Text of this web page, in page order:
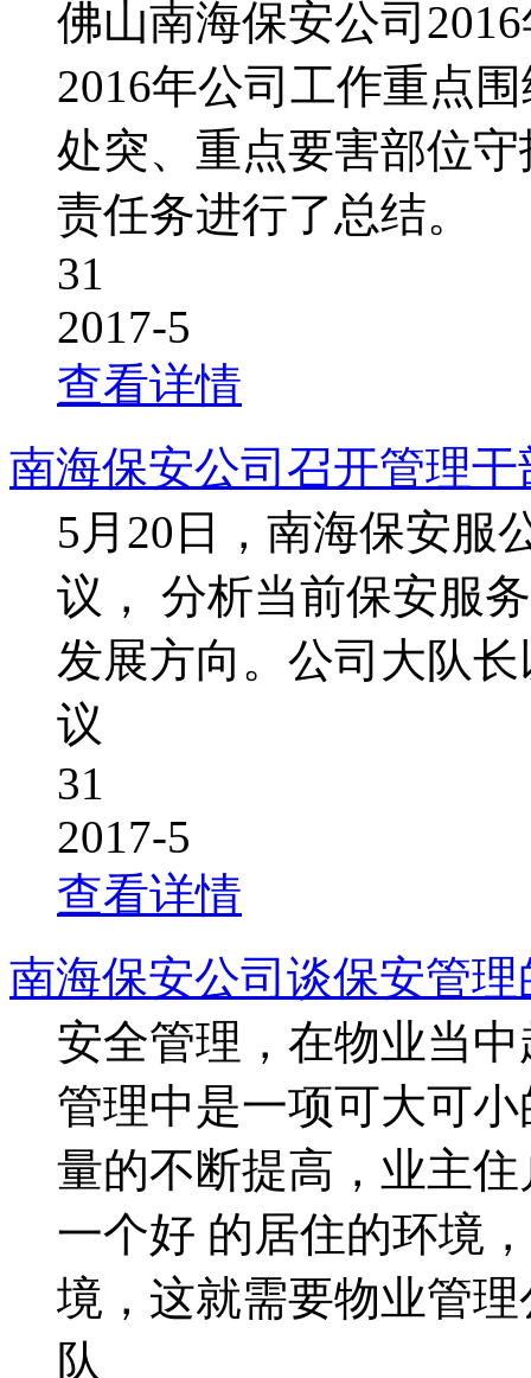
佛山南海保安公司
2016年公司工作重点
处突、重点要害部位
责任务进行了总结。
31
2017-5
查看详情
南海保安公司召开管理干
5月20日，南海保安服
议， 分析当前保安服
发展方向。公司大队
议
31
2017-5
查看详情
南海保安公司谈保安管
安全管理，在物业当
管理中是一项可大可
量的不断提高，业主
一个好 的居住的环境
境，这就需要物业管
队